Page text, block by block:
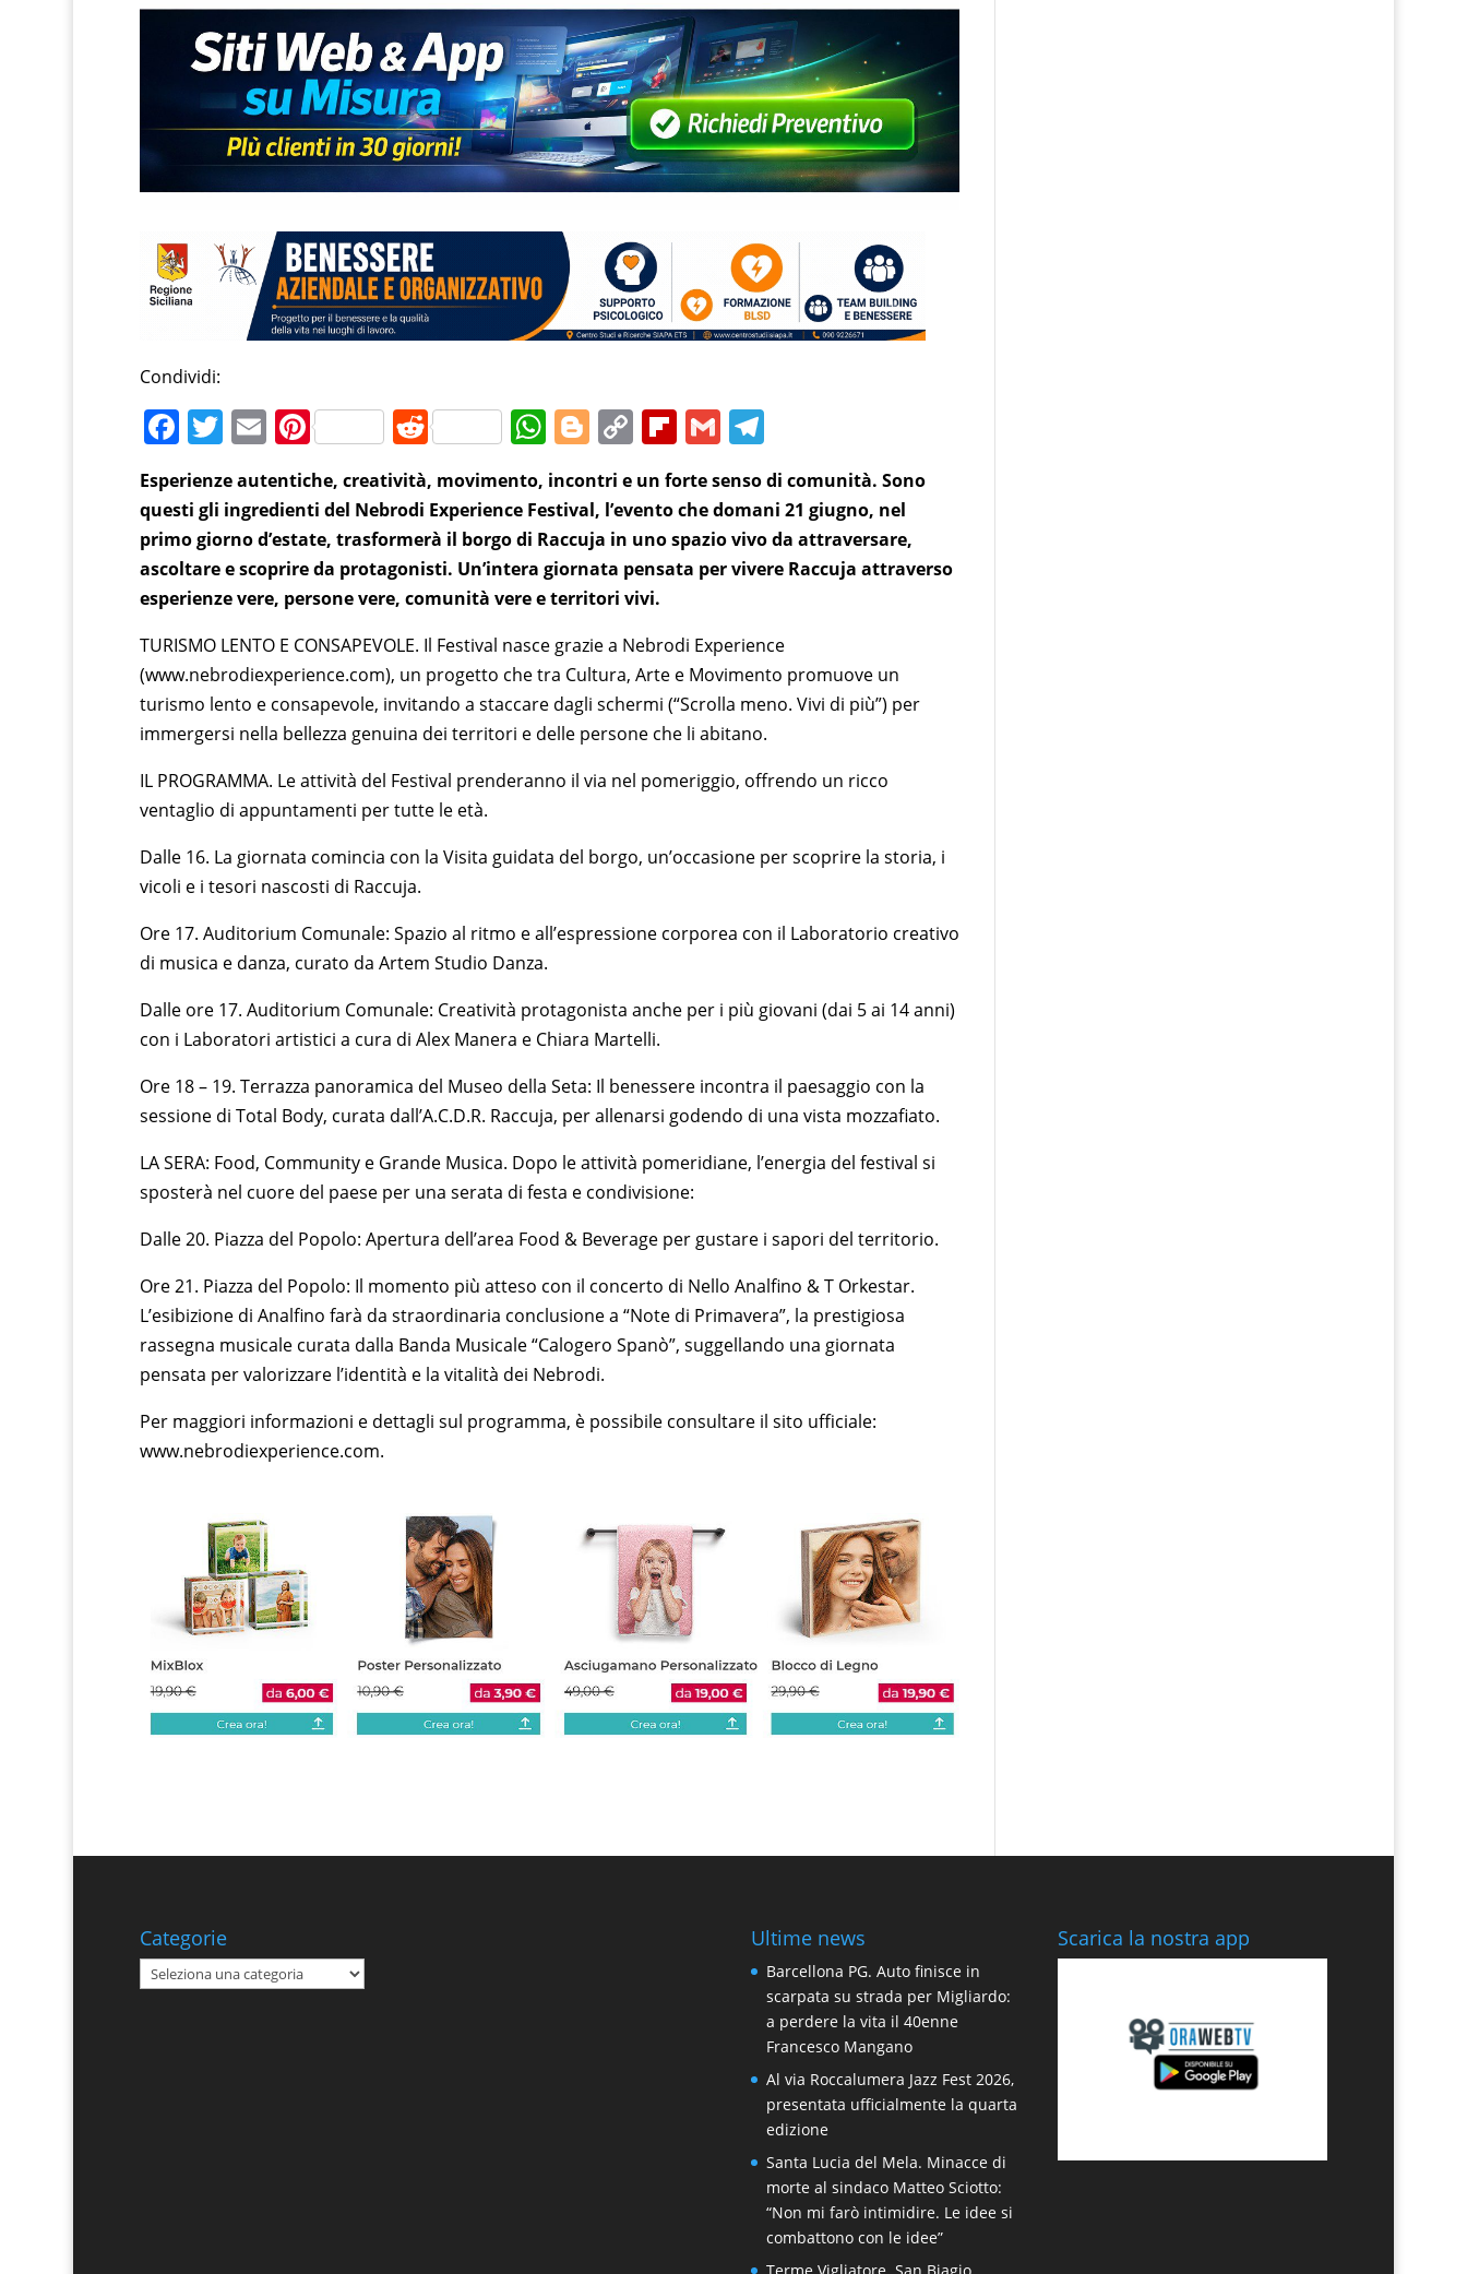
Condividi:
F
a
c
e
b
o
o
k
T
itt
er
E
m
ai
l
Pi
nt
er
e
st
R
d
di
t
W
h
at
s
A
p
p
Bl
g
g
er
C
p
y
Li
n
k
Fl
b
o
ar
G
ai
l
T
el
e
gr
a
Esperienze autentiche, creatività, movimento, incontri e un forte senso di comunità. Sono
questi gli ingredienti del Nebrodi Experience Festival, l’evento che domani 21 giugno, nel
primo giorno d’estate, trasformerà il borgo di Raccuja in uno spazio vivo da attraversare,
ascoltare e scoprire da protagonisti. Un’intera giornata pensata per vivere Raccuja attraverso
esperienze vere, persone vere, comunità vere e territori vivi.
TURISMO LENTO E CONSAPEVOLE. Il Festival nasce grazie a Nebrodi Experience
(www.nebrodiexperience.com), un progetto che tra Cultura, Arte e Movimento promuove un
turismo lento e consapevole, invitando a staccare dagli schermi (“Scrolla meno. Vivi di più”) per
immergersi nella bellezza genuina dei territori e delle persone che li abitano.
IL PROGRAMMA. Le attività del Festival prenderanno il via nel pomeriggio, offrendo un ricco
ventaglio di appuntamenti per tutte le età.
Dalle 16. La giornata comincia con la Visita guidata del borgo, un’occasione per scoprire la storia, i
vicoli e i tesori nascosti di Raccuja.
Ore 17. Auditorium Comunale: Spazio al ritmo e all’espressione corporea con il Laboratorio creativo
di musica e danza, curato da Artem Studio Danza.
Dalle ore 17. Auditorium Comunale: Creatività protagonista anche per i più giovani (dai 5 ai 14 anni)
con i Laboratori artistici a cura di Alex Manera e Chiara Martelli.
Ore 18 – 19. Terrazza panoramica del Museo della Seta: Il benessere incontra il paesaggio con la
sessione di Total Body, curata dall’A.C.D.R. Raccuja, per allenarsi godendo di una vista mozzafiato.
LA SERA: Food, Community e Grande Musica. Dopo le attività pomeridiane, l’energia del festival si
sposterà nel cuore del paese per una serata di festa e condivisione:
Dalle 20. Piazza del Popolo: Apertura dell’area Food & Beverage per gustare i sapori del territorio.
Ore 21. Piazza del Popolo: Il momento più atteso con il concerto di Nello Analfino & T Orkestar.
L’esibizione di Analfino farà da straordinaria conclusione a “Note di Primavera”, la prestigiosa
rassegna musicale curata dalla Banda Musicale “Calogero Spanò”, suggellando una giornata
pensata per valorizzare l’identità e la vitalità dei Nebrodi.
Per maggiori informazioni e dettagli sul programma, è possibile consultare il sito ufficiale:
www.nebrodiexperience.com.
Categorie
Categorie
Ultime news
Barcellona PG. Auto finisce in
scarpata su strada per Migliardo:
a perdere la vita il 40enne
Francesco Mangano
Al via Roccalumera Jazz Fest 2026,
presentata ufficialmente la quarta
edizione
Santa Lucia del Mela. Minacce di
morte al sindaco Matteo Sciotto:
“Non mi farò intimidire. Le idee si
combattono con le idee”
Terme Vigliatore. San Biagio,
Scarica la nostra app